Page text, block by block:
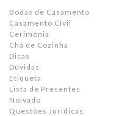
Bodas de Casamento
Casamento Civil
Cerimônia
Chá de Cozinha
Dicas
Dúvidas
Etiqueta
Lista de Presentes
Noivado
Questões Jurídicas